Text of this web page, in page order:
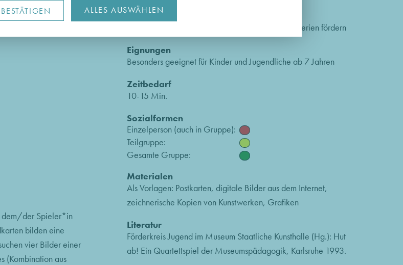
dem/der Spieler*in
bilden eine
vier Bilder einer
(Kombination aus
Ziele
Zum Vergleichen anregen, Wahrnehmung von Kriterien fördern
Eignungen
Besonders geeignet für Kinder und Jugendliche ab 7 Jahren
Zeitbedarf
10-15 Min.
Sozialformen
Einzelperson (auch in Gruppe):
Teilgruppe:
Gesamte Gruppe:
Materialen
Als Vorlagen: Postkarten, digitale Bilder aus dem Internet,
zeichnerische Kopien von Kunstwerken, Grafiken
Literatur
Förderkreis Jugend im Museum Staatliche Kunsthalle (Hg.): Hut
ab! Ein Quartettspiel der Museumspädagogik, Karlsruhe 1993.
ALLES AUSWÄHLEN